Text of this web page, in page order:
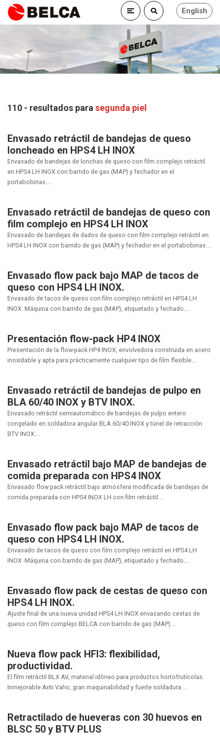
English
110 - resultados para segunda piel
Envasado retráctil de bandejas de queso
loncheado en HPS4 LH INOX
Envasado de bandejas de lonchas de queso con film complejo retráctil
en HPS4 LH INOX con barrido de gas (MAP) y fechador en el
portabobinas....
Envasado retráctil de bandejas de queso con
film complejo en HPS4 LH INOX
Envasado de bandejas de dados de queso con film complejo retráctil en
HPS4 LH INOX con barrido de gas (MAP) y fechador en el portabobinas....
Envasado flow pack bajo MAP de tacos de
queso con HPS4 LH INOX.
Envasado de tacos de queso con film complejo retráctil en HPS4 LH
INOX. Máquina con barrido de gas (MAP), etiquetado y fechado....
Presentación flow-pack HP4 INOX
Presentación de la flow-pack HP4 INOX, envolvedora construida en acero
inoxidable y apta para prácticamente cualquier tipo de film flexible....
Envasado retráctil de bandejas de pulpo en
BLA 60/40 INOX y BTV INOX.
Envasado retráctil semiautomático de bandejas de pulpo entero
congelado en soldadora angular BLA 60/40 INOX y túnel de retracción
BTV INOX....
Envasado retráctil bajo MAP de bandejas de
comida preparada con HPS4 INOX
Envasado flow pack retráctil bajo atmósfera modificada de bandejas de
comida preparada con HPS4 INOX LH con film retráctil....
Envasado flow pack bajo MAP de tacos de
queso con HPS4 LH INOX.
Envasado de tacos de queso con film complejo retráctil en HPS4 LH
INOX. Máquina con barrido de gas (MAP), etiquetado y fechado....
Envasado flow pack de cestas de queso con
HPS4 LH INOX.
Ajuste final de una nueva unidad HPS4 LH INOX envasando cestas de
queso con film complejo BELCA con barrido de gas (MAP)....
Nueva flow pack HFI3: flexibilidad,
productividad.
El film retráctil BLX AV, material idóneo para productos hortofrutícolas.
Inmejorable Anti Vaho, gran maquinabilidad y fuerte soldadura....
Retractilado de hueveras con 30 huevos en
BLSC 50 y BTV PLUS